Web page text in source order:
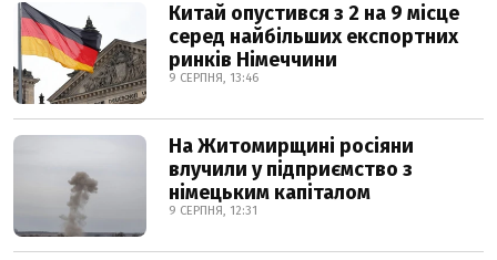
Китай опустився з 2 на 9 місце
серед найбільших експортних
ринків Німеччини
9 СЕРПНЯ, 13:46
На Житомирщині росіяни
влучили у підприємство з
німецьким капіталом
9 СЕРПНЯ, 12:31